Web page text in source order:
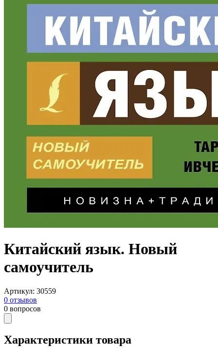
Китайский язык. Новый
самоучитель
Артикул: 30559
0 отзывов
0 вопросов
Характеристики товара